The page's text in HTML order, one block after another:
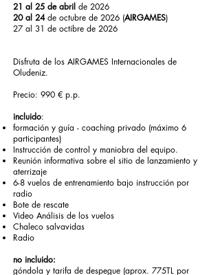
21 al 25 de abril de 2026
20 al 24de octubre de 2026 (AIRGAMES)
27 al 31 de octibre de 2026
Disfruta de los AIRGAMES Internacionales de
Oludeniz.
Precio: 990 € p.p.
incluido:
formación y guía - coaching privado (máximo 6
participantes)
Instrucción de control y maniobra del equipo.
Reunión informativa sobre el sitio de lanzamiento y
aterrizaje
6-8 vuelos de entrenamiento bajo instrucción por
radio
Bote de rescate
Video Análisis de los vuelos
Chaleco salvavidas
Radio
no incluido:
góndola y tarifa de despegue (aprox. 775TL por